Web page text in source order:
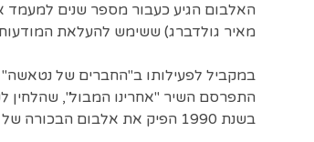
האלבום הגיע כעבור מספר שנים למעמד
מאיר גולדברג) ששימש להעלאת
התפרסם השיר "אחרינו המבול", שהלחין
בשנת 1990 הפיק את אלבום הבכורה של לאה שבת, "חום שאתה מחפש".